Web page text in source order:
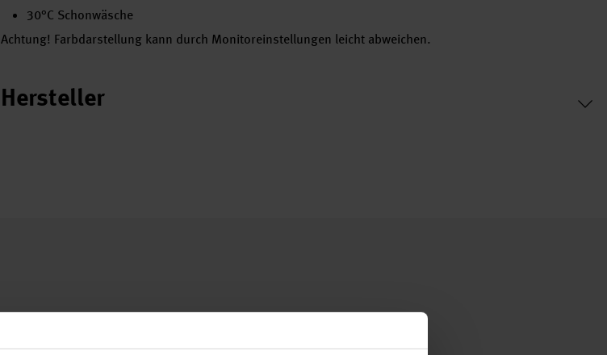
30°C Schonwäsche
Achtung! Farbdarstellung kann durch Monitoreinstellungen leicht abweichen.
Hersteller